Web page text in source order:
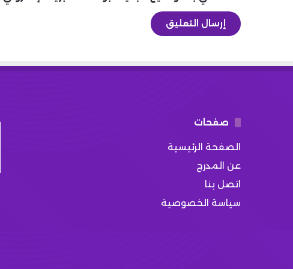
صفحات
الصفحة الرئيسية
عن المدرج
اتصل بنا
سياسة الخصوصية